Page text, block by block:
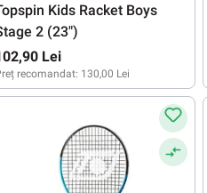
Kids Racket Boys
2 (23")
Lei
recomandat: 130,00 Lei